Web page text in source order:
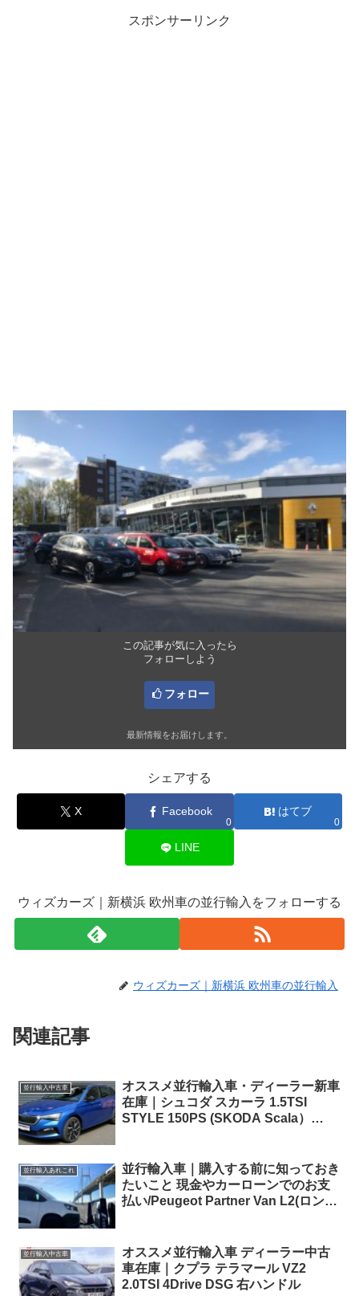
スポンサーリンク
この記事が気に入ったら
フォローしよう
フォロー
最新情報をお届けします。
シェアする
X Facebook
0
はてブ
0
LINE
ウィズカーズ｜新横浜 欧州車の並行輸入をフォローする
ウィズカーズ｜新横浜 欧州車の並行輸入
関連記事
並行輸入中古車
オススメ並行輸入車・ディーラー新車
在庫｜シュコダ スカーラ 1.5TSI
STYLE 150PS (SKODA Scala）
並行輸入あれこれ
並行輸入車｜購入する前に知っておき
たいこと 現金やカーローンでのお支
払い/Peugeot Partner Van L2(ロング
並行輸入中古車
オススメ並行輸入車 ディーラー中古
車在庫｜クプラ テラマール VZ2
2.0TSI 4Drive DSG 右ハンドル